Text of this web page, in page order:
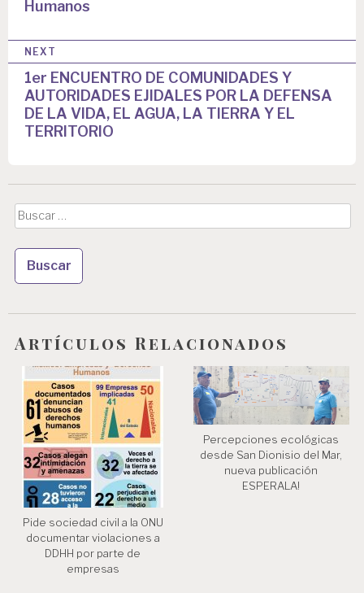
g
c
n
d
n
t
r
a
d
a
s
Humanos
NEXT
1er ENCUENTRO DE COMUNIDADES Y
AUTORIDADES EJIDALES POR LA DEFENSA
DE LA VIDA, EL AGUA, LA TIERRA Y EL
TERRITORIO
Buscar:
Artículos Relacionados
Pide sociedad civil a la ONU
documentar violaciones a
DDHH por parte de
empresas
Percepciones ecológicas
desde San Dionisio del Mar,
nueva publicación
ESPERALA!